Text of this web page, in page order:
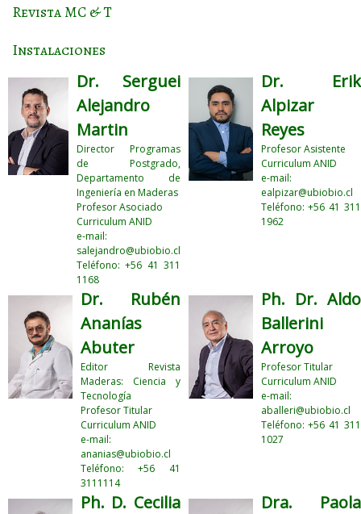
Revista MC & T
Instalaciones
Dr. Serguei
Alejandro
Martin
Director Programas
de Postgrado,
Departamento de
Ingeniería en Maderas
Profesor Asociado
Curriculum ANID
e-mail:
salejandro@ubiobio.cl
Teléfono: +56 41 311
1168
Dr. Erik
Alpizar
Reyes
Profesor Asistente
Curriculum ANID
e-mail:
ealpizar@ubiobio.cl
Teléfono: +56 41 311
1962
Dr. Rubén
Ananías
Abuter
Editor Revista
Maderas: Ciencia y
Tecnología
Profesor Titular
Curriculum ANID
e-mail:
ananias@ubiobio.cl
Teléfono: +56 41
3111114
Ph. Dr. Aldo
Ballerini
Arroyo
Profesor Titular
Curriculum ANID
e-mail:
aballeri@ubiobio.cl
Teléfono: +56 41 311
1027
Ph. D. Cecilia
Dra. Paola